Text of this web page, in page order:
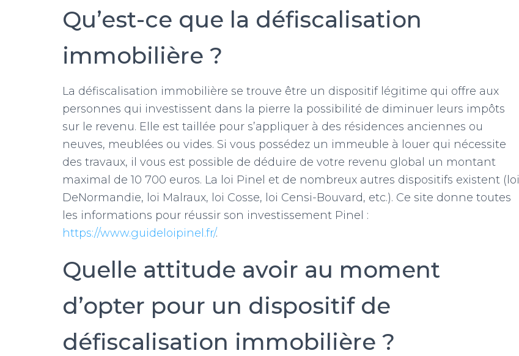
Qu’est-ce que la défiscalisation
immobilière ?
La défiscalisation immobilière se trouve être un dispositif légitime qui offre aux
personnes qui investissent dans la pierre la possibilité de diminuer leurs impôts
sur le revenu. Elle est taillée pour s’appliquer à des résidences anciennes ou
neuves, meublées ou vides. Si vous possédez un immeuble à louer qui nécessite
des travaux, il vous est possible de déduire de votre revenu global un montant
maximal de 10 700 euros. La loi Pinel et de nombreux autres dispositifs existent (loi
DeNormandie, loi Malraux, loi Cosse, loi Censi-Bouvard, etc.). Ce site donne toutes
les informations pour réussir son investissement Pinel :
https://www.guideloipinel.fr/.
Quelle attitude avoir au moment
d’opter pour un dispositif de
défiscalisation immobilière ?